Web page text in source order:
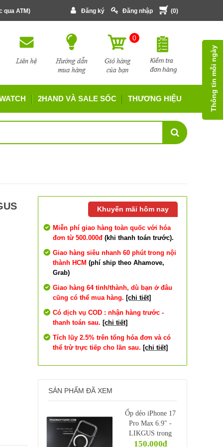
qua ATM) Đăng ký Đăng nhập (0)
0
2HAND VÀ SALE SỐC THƯƠNG HIỆU
Khuyến mãi hôm nay
Miễn phí giao hàng toàn quốc với hóa
đơn từ 500.000đ (khi thanh toán trước).
Giao hàng siêu nhanh 60 phút trong nội
thành HCM (phí ship theo Ahamove,
Grab)
Giao hàng 64 tỉnh/thành, dù bạn ở đâu
cũng có thể mua hàng. [chi tiết]
Có dịch vụ COD : nhận hàng trước -
thanh toán sau. [chi tiết]
Tích lũy 2.5% trên tổng hóa đơn và có
thể trừ trực tiếp cho lần sau. [chi tiết]
SẢN PHẨM ĐÃ XEM
Ốp dẻo iPhone 17
Pro Max 6.9" -
LIKGUS trong
magsafe (Lin Mag)
150.000₫
Thông tin mỗi ngày